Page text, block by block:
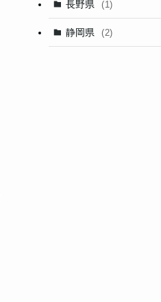
長野県 (1)
静岡県 (2)